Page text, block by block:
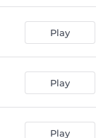
Play
Play
Play